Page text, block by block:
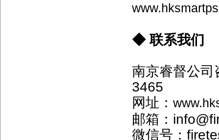
◆ 联系我们
南京睿督公
3465
网址：
邮箱：
微信号：